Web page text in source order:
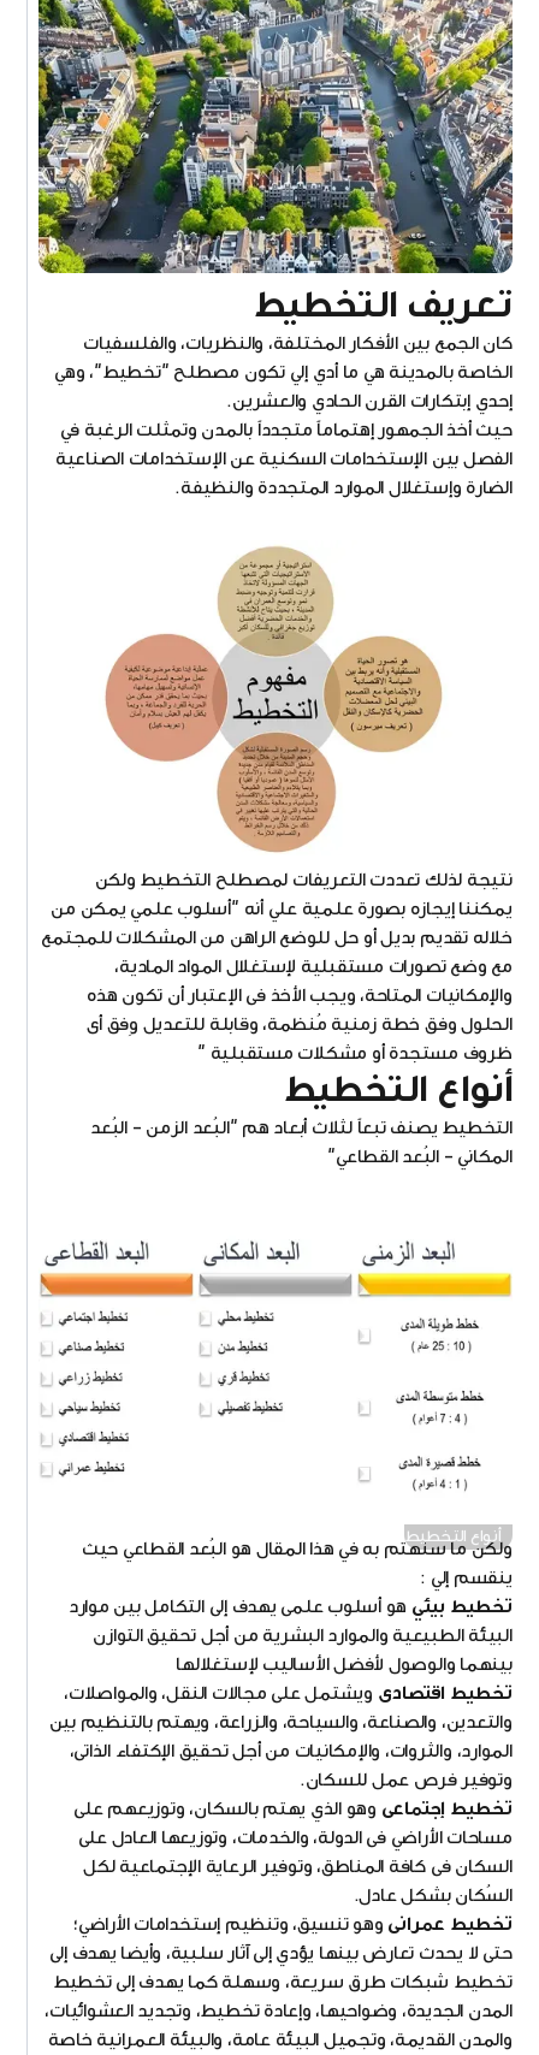
تعريف التخطيط
كان الجمع بين الأفكار المختلفة، والنظريات، والفلسفيات
الخاصة بالمدينة هي ما أدي إلي تكون مصطلح "تخطيط"، وهي
إحدي إبتكارات القرن الحادي والعشرين.
حيث أخذ الجمهور إهتماماً متجدداً بالمدن وتمثلت الرغبة في
الفصل بين الإستخدامات السكنية عن الإستخدامات الصناعية
الضارة وإستغلال الموارد المتجددة والنظيفة.
نتيجة لذلك تعددت التعريفات لمصطلح التخطيط ولكن
يمكننا إيجازه بصورة علمية علي أنه "أسلوب علمي يمكن من
خلاله تقديم بديل أو حل للوضع الراهن من المشكلات للمجتمع
مع وضع تصورات مستقبلية لإستغلال المواد المادية،
والإمكانيات المتاحة، ويجب الأخذ فى الإعتبار أن تكون هذه
الحلول وفق خطة زمنية مُنظمة، وقابلة للتعديل وِفق أى
ظروف مستجدة أو مشكلات مستقبلية "
أنواع التخطيط
التخطيط يصنف تبعاً لثلاث أبعاد هم "البُعد الزمن – البُعد
المكاني – البُعد القطاعي"
أنواع التخطيط
ولكن ما سنهتم به في هذا المقال هو البُعد القطاعي حيث
ينقسم إلي :
تخطيط بيئي هو أسلوب علمى يهدف إلى التكامل بين موارد
البيئة الطبيعية والموارد البشرية من أجل تحقيق التوازن
بينهما والوصول لأفضل الأساليب لإستغلالها
تخطيط اقتصادى ويشتمل على مجالات النقل، والمواصلات،
والتعدين، والصناعة، والسياحة، والزراعة، ويهتم بالتنظيم بين
الموارد، والثروات، والإمكانيات من أجل تحقيق الإكتفاء الذاتى،
وتوفير فرص عمل للسكان.
تخطيط إجتماعى وهو الذي يهتم بالسكان، وتوزيعهم على
مساحات الأراضي فى الدولة، والخدمات، وتوزيعها العادل على
السكان فى كافة المناطق، وتوفير الرعاية الإجتماعية لكل
السُكان بشكل عادل.
تخطيط عمرانى وهو تنسيق، وتنظيم إستخدامات الأراضي؛
حتى لا يحدث تعارض بينها يؤدي إلى آثار سلبية، وأيضا يهدف إلى
تخطيط شبكات طرق سريعة، وسهلة كما يهدف إلى تخطيط
المدن الجديدة، وضواحيها، وإعادة تخطيط، وتجديد العشوائيات،
والمدن القديمة، وتجميل البيئة عامة، والبيئة العمرانية خاصة